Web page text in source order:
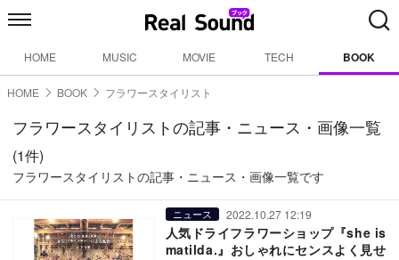
HOME MUSIC MOVIE TECH BOOK
HOME BOOK フラワースタイリスト
フラワースタイリストの記事・ニュース・画像一覧
(1件)
フラワースタイリストの記事・ニュース・画像一覧です
ニュース 2022.10.27 12:19
人気ドライフラワーショップ『she is
matilda.』おしゃれにセンスよく見せ